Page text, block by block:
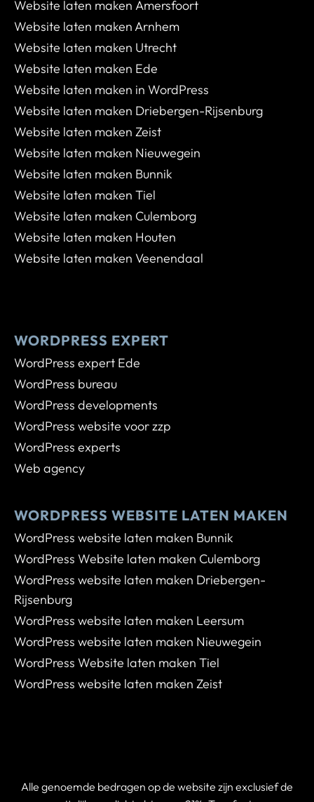
Website laten maken Amersfoort
Website laten maken Arnhem
Website laten maken Utrecht
Website laten maken Ede
Website laten maken in WordPress
Website laten maken Driebergen-Rijsenburg
Website laten maken Zeist
Website laten maken Nieuwegein
Website laten maken Bunnik
Website laten maken Tiel
Website laten maken Culemborg
Website laten maken Houten
Website laten maken Veenendaal
WORDPRESS EXPERT
WordPress expert Ede
WordPress bureau
WordPress developments
WordPress website voor zzp
WordPress experts
Web agency
WORDPRESS WEBSITE LATEN MAKEN
WordPress website laten maken Bunnik
WordPress Website laten maken Culemborg
WordPress website laten maken Driebergen-
Rijsenburg
WordPress website laten maken Leersum
WordPress website laten maken Nieuwegein
WordPress Website laten maken Tiel
WordPress website laten maken Zeist
Alle genoemde bedragen op de website zijn exclusief de